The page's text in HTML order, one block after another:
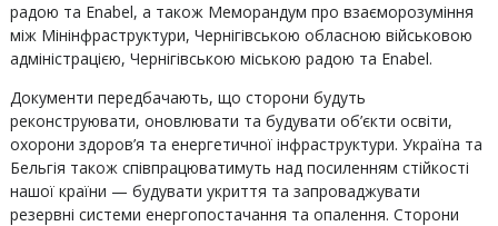
радою та Enabel, а також Меморандум про взаєморозуміння
між Мінінфраструктури, Чернігівською обласною військовою
адміністрацією, Чернігівською міською радою та Enabel.
Документи передбачають, що сторони будуть
реконструювати, оновлювати та будувати об’єкти освіти,
охорони здоров’я та енергетичної інфраструктури. Україна та
Бельгія також співпрацюватимуть над посиленням стійкості
нашої країни — будувати укриття та запроваджувати
резервні системи енергопостачання та опалення. Сторони